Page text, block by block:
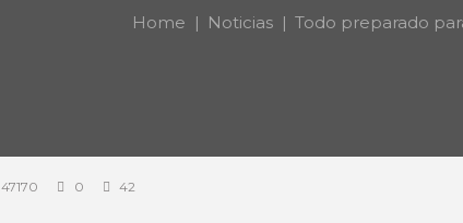
Home Noticias Todo preparado
47170 0 42